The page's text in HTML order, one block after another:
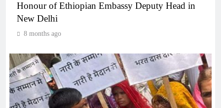
Honour of Ethiopian Embassy Deputy Head in
New Delhi
8 months ago